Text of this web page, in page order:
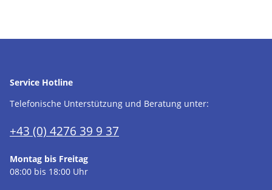
Service Hotline
Telefonische Unterstützung und Beratung unter:
+43 (0) 4276 39 9 37
Montag bis Freitag
08:00 bis 18:00 Uhr